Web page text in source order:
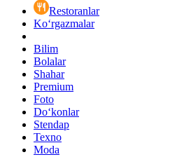
Restoranlar
Ko‘rgazmalar
Bilim
Bolalar
Shahar
Premium
Foto
Do‘konlar
Stendap
Texno
Moda